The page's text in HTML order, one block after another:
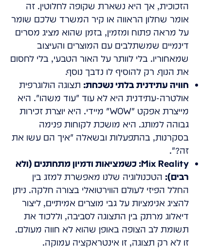
הזכוכית, אך היא נשארת שקופה לחלוטין. זה
אומר שחלון הראווה או קיר המשרד שלכם שומר
על מראה פתוח ומזמין, בזמן שהוא מציג מסרים
דינמיים שמשתלבים עם המוצרים והעיצוב
שמאחוריו. בלי לוותר על האור הטבעי, בלי לחסום
את הנוף. רק להוסיף לו נדבך נוסף.
חוויה עתידנית בלתי נשכחת: תצוגה הולוגרפית
אולטרה-עתידנית היא לא עוד "עוד משהו". היא
מייצרת אפקט "WOW" מיידי. היא יוצרת זכירות
גבוהה למותג. היא מושכת לקוחות פנימה
בסקרנות, בהתפעלות ובשאלה "איך הם עשו את
זה?".
Mix Reality: כשמציאות ודמיון מתחתנים (ולא
רבים): הטכנולוגיה שלנו מאפשרת למזג בין
החלל הפיזי לעולם הווירטואלי בצורה חלקה. ניתן
להציג אנימציות על גבי מוצרים אמיתיים, ליצור
דיאלוג מרתק בין התצוגה לסביבה, וללכוד את
תשומת לב הצופה באופן שהוא לא חווה מעולם.
זו לא רק תצוגה, זו אינטראקציה עמוקה.